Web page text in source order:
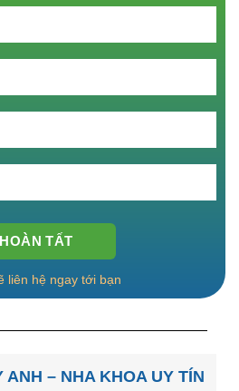
liên hệ ngay tới bạn
ANH – NHA KHOA UY TÍN